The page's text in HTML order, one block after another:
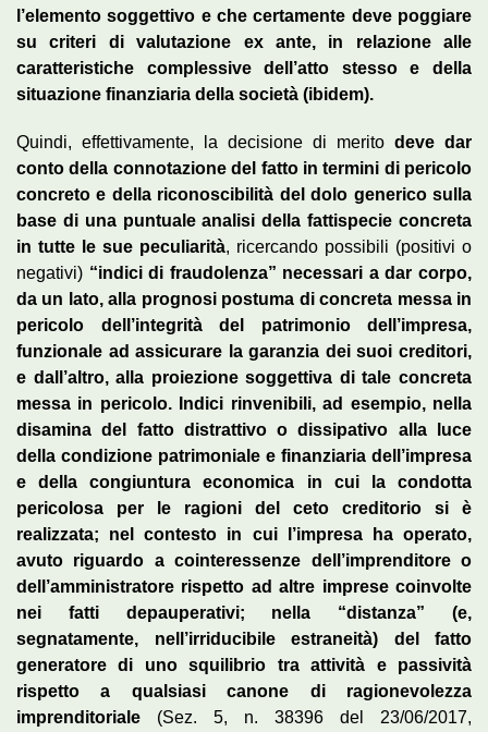
l’elemento soggettivo e che certamente deve poggiare
su criteri di valutazione ex ante, in relazione alle
caratteristiche complessive dell’atto stesso e della
situazione finanziaria della società (ibidem).
Quindi, effettivamente, la decisione di merito deve dar
conto della connotazione del fatto in termini di pericolo
concreto e della riconoscibilità del dolo generico sulla
base di una puntuale analisi della fattispecie concreta
in tutte le sue peculiarità, ricercando possibili (positivi o
negativi) “indici di fraudolenza” necessari a dar corpo,
da un lato, alla prognosi postuma di concreta messa in
pericolo dell’integrità del patrimonio dell’impresa,
funzionale ad assicurare la garanzia dei suoi creditori,
e dall’altro, alla proiezione soggettiva di tale concreta
messa in pericolo. Indici rinvenibili, ad esempio, nella
disamina del fatto distrattivo o dissipativo alla luce
della condizione patrimoniale e finanziaria dell’impresa
e della congiuntura economica in cui la condotta
pericolosa per le ragioni del ceto creditorio si è
realizzata; nel contesto in cui l’impresa ha operato,
avuto riguardo a cointeressenze dell’imprenditore o
dell’amministratore rispetto ad altre imprese coinvolte
nei fatti depauperativi; nella “distanza” (e,
segnatamente, nell’irriducibile estraneità) del fatto
generatore di uno squilibrio tra attività e passività
rispetto a qualsiasi canone di ragionevolezza
imprenditoriale (Sez. 5, n. 38396 del 23/06/2017,